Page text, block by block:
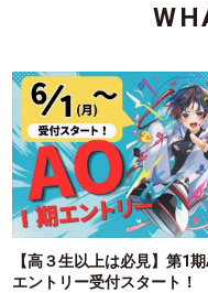
【高３生以上は必見】第1期
エントリー受付スタート！